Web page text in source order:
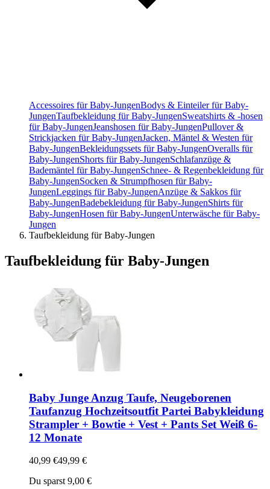
Accessoires für Baby-JungenBodys & Einteiler für Baby-
JungenTaufbekleidung für Baby-JungenSweatshirts & -hosen
für Baby-JungenJeanshosen für Baby-JungenPullover &
Strickjacken für Baby-JungenJacken, Mäntel & Westen für
Baby-JungenBekleidungssets für Baby-JungenOveralls für
Baby-JungenShorts für Baby-JungenSchlafanzüge &
Bademäntel für Baby-JungenSchnee- & Regenbekleidung für
Baby-JungenSocken & Strumpfhosen für Baby-
JungenLeggings für Baby-JungenAnzüge & Sakkos für
Baby-JungenBadebekleidung für Baby-JungenShirts für
Baby-JungenHosen für Baby-JungenUnterwäsche für Baby-
Jungen
Taufbekleidung für Baby-Jungen
Taufbekleidung für Baby-Jungen
Baby Junge Anzug Taufe, Neugeborenen
Taufanzug Hochzeitsoutfit Partei Babykleidung
Strampler + Bowtie + Vest + Pants Set Weiß 6-
12 Monate
40,99 €49,99 €
Du sparst 9,00 €